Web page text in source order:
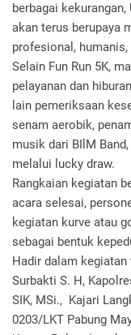
berbagai
akan terus berupaya
profesional,
Selain Fun Run 5K,
pelayanan dan
lain pemeriksaan
senam aerobik,
musik dari BIlM
melalui lucky draw.
Rangkaian kegiatan
acara selesai,
kegiatan kurve atau
sebagai bentuk
Hadir dalam
Surbakti S. H,
SIK, MSi., Kajari
0203/LKT Pabung